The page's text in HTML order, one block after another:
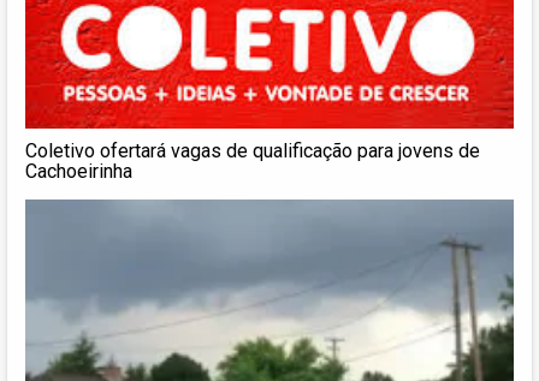
Coletivo ofertará vagas de qualificação para jovens de
Cachoeirinha